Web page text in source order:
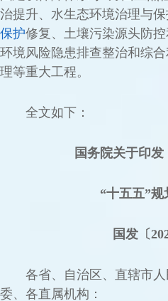
治提升、水生态环境治理与
保护修复、土壤污染源头防
环境风险隐患排查整治和综
理等重大工程。
全文如下：
国务院关于印
“十五五”
国发〔
各省、自治区、直辖市
委、各直属机构：